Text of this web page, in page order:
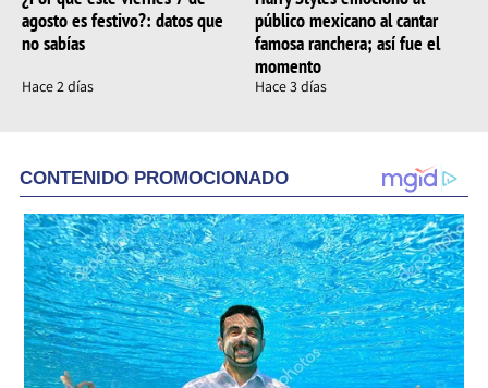
agosto es festivo?: datos que
no sabías
Hace 2 días
público mexicano al cantar
famosa ranchera; así fue el
momento
Hace 3 días